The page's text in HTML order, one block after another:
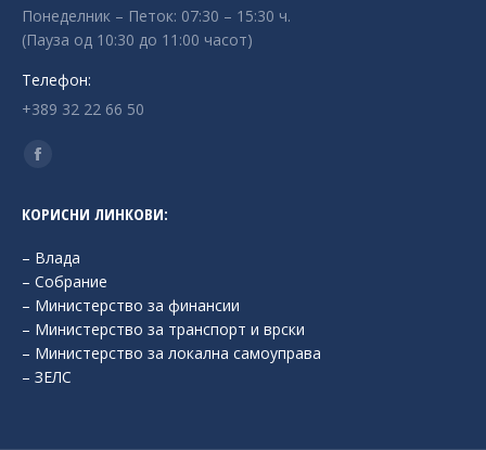
Понеделник – Петок: 07:30 – 15:30 ч.
(Пауза од 10:30 до 11:00 часот)
Телефон:
+389 32 22 66 50
Find us on:
Facebook
opens
in
new
window
КОРИСНИ ЛИНКОВИ:
– Влада
– Собрание
– Министерство за финансии
– Министерство за транспорт и врски
– Министерство за локална самоуправа
– ЗЕЛС